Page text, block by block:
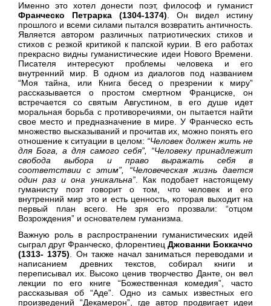
Именно это хотел донести поэт, философ и гуманист
Франческо Петрарка (1304-1374) . Он видел истину
прошлого и всеми силами пытался возвратить античность.
Является автором различных патриотических стихов и
стихов с резкой критикой к папской курии. В его работах
прекрасно видны гуманистические идеи Нового Времени.
Писателя интересуют проблемы человека и его
внутренний мир. В одном из диалогов под названием
“Моя тайна, или Книга бесед о презрении к миру”
рассказывается о простом смертном Франциске, он
встречается со святым Августином, в его душе идет
моральная борьба с противоречиями, он пытается найти
свое место и предназначение в мире. У Франческо есть
множество высказываний и прочитав их, можно понять его
отношение к ситуации в целом: “Человек должен жить не
для Бога, а для самого себя”, “Человеку принадлежит
свобода выбора и право выражать себя в
соответствии с этим”, “Человеческая жизнь дается
один раз и она уникальна”. Как подобает настоящему
гуманисту поэт говорит о том, что человек и его
внутренний мир это и есть ценность, которая выходит на
первый план всего. Не зря его прозвали: “отцом
Возрождения” и основателем гуманизма.
Важную роль в распространении гуманистических идей
сыграл друг Франческо, флорентиец Джованни Боккаччо
(1313- 1375) . Он также начал заниматься переводами и
написанием древних текстов, собирал книги и
переписывал их. Высоко ценив творчество Данте, он вел
лекции по его книге “Божественная комедия”, часто
рассказывая об “Аде”. Одно из самых известных его
произведений “Декамерон”, где автор продвигает идеи